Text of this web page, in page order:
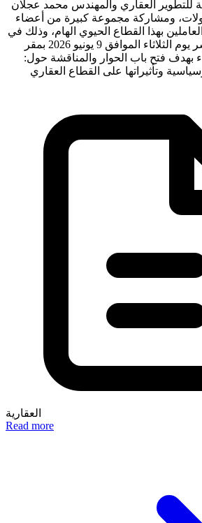
للتطوير العقاري والمهندس محمد عجلان
ومشاركة مجموعة كبيرة من أعضاء
بهذا القطاع الحيوي الهام، وذلك في
تمام الساعة الحادية عشر يوم الثلاثاء الموافق 9 يونيو 2026 بمقر
بهدف فتح باب الحوار والمناقشة حول:
وتأثيراتها على القطاع العقاري
العقارية
Read more